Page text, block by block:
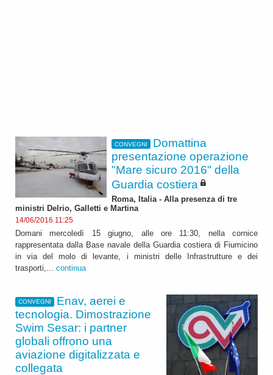
CONVEGNI
Domattina
presentazione operazione
"Mare sicuro 2016" della
Guardia costiera
Roma, Italia - Alla presenza di tre
ministri Delrio, Galletti e Martina
14/06/2016 11:25
Domani mercoledì 15 giugno, alle ore 11:30, nella cornice
rappresentata dalla Base navale della Guardia costiera di Fiumicino
in via del molo di levante, i ministri delle Infrastrutture e dei
trasporti,... continua
CONVEGNI
Enav, aerei e
tecnologia. Dimostrazione
Swim Sesar: i partner
globali offrono una
aviazione digitalizzata e
collegata